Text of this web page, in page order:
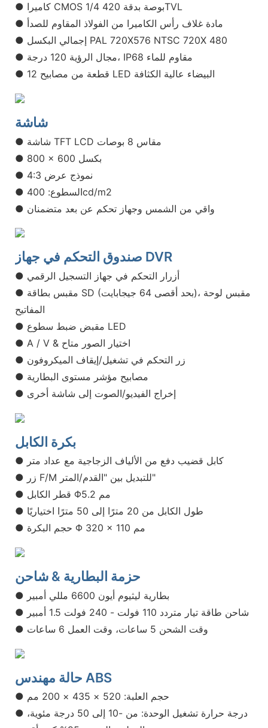
● كاميرا CMOS 1/4 بوصة بدقة 420TVL
● إجمالي البكسل PAL 720X576 NTSC 720X 480
● مجال الرؤية 120 درجة، IP68 مقاوم للماء
شاشة
● شاشة TFT LCD مقاس 8 بوصات
● 800 × 600 بكسل
● السطوع: 400cd/m2
صندوق التحكم في جهاز DVR
● أزرار التحكم في جهاز التسجيل الرقمي
● مقبس بطاقة SD (بحد أقصى 64 جيجابايت)، مقبس لوحة
المفاتيح
● مقبض ضبط سطوع LED
● A / V & اختيار الصور متاح
● زر التحكم في تشغيل/إيقاف الميكروفون
● مصابيح مؤشر مستوى البطارية
بكرة الكابل
● كابل قضيب دفع من الألياف الزجاجية مع عداد متر
● زر F/M للتبديل بين "القدم/المتر"
● طول الكابل من 20 مترًا إلى 50 مترًا اختياريًا
حزمة البطارية & شاحن
● بطارية ليثيوم أيون 6600 مللي أمبير
● شاحن طاقة تيار متردد 110 فولت - 240 فولت 1.5 أمبير
● وقت الشحن 5 ساعات، وقت العمل 6 ساعات
حالة مهندس ABS
● حجم العلبة: 520 × 435 × 200 مم
● درجة حرارة تشغيل الوحدة: من -10 إلى 50 درجة مئوية،